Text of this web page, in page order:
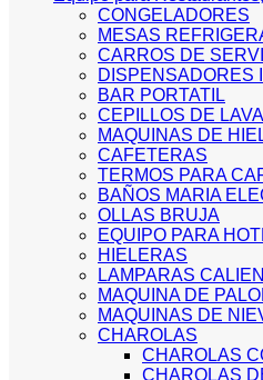
CONGELADORES
MESAS
CARROS DE
DISPENSADORES
BAR PORTATIL
CEPILLOS DE
MAQUINAS DE
CAFETERAS
TERMOS PARA
BAÑOS MARIA
OLLAS BRUJA
EQUIPO PARA
HIELERAS
LAMPARAS
MAQUINA DE
MAQUINAS DE
CHAROLAS
CHAROLAS
CHAROLAS